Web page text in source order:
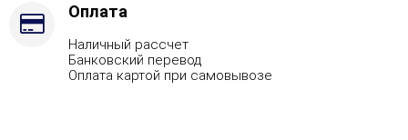
AISI
430,
топлива
Оплата
Наличный рассчет
Банковский перевод
Оплата картой при самовывозе